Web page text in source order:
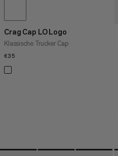
Crag Cap LO Logo
Klassische Trucker Cap
€35